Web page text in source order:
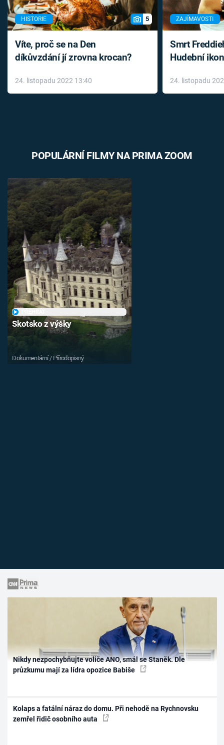
HISTORIE 5
Víte, proč se na Den
díkůvzdání jí zrovna krocan?
24. listopadu 2022 13:40
ZAJÍMAVOSTI
Smrt
Hudební
léky
24. listopadu
POPULÁRNÍ FILMY NA PRIMA ZOOM
Skotsko z výšky
Dokumentární / Přírodopisný
Nikdy nezpochybňujte voliče ANO, smál se Staněk. Dle
průzkumu mají za lídra opozice Babiše
Kolaps a fatální náraz do domu. Při nehodě na Rychnovsku
zemřel řidič osobního auta